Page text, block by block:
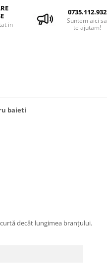
in
0735.112.932
Suntem aici sa
te ajutam!
baieti
decât lungimea branțului.